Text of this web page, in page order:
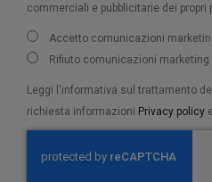
commerciali e pubblicitarie dei propri
Accetto comunicazioni
Rifiuto comunicazioni marketing
Leggi l'informativa sul trattamento
richiesta informazioni Privacy policy